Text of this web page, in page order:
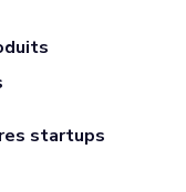
startups